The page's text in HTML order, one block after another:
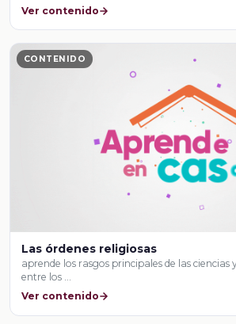
Ver contenido
CONTENIDO
Las órdenes religiosas
aprende los rasgos principales de las
entre los …
Ver contenido